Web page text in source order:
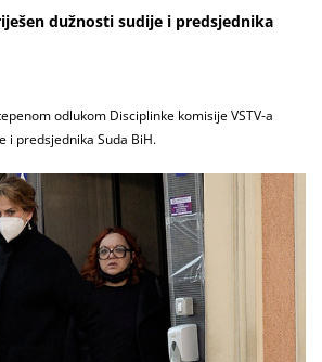
dužnosti sudije i predsjednika
odlukom Disciplinke komisije VSTV-a
i predsjednika Suda BiH.